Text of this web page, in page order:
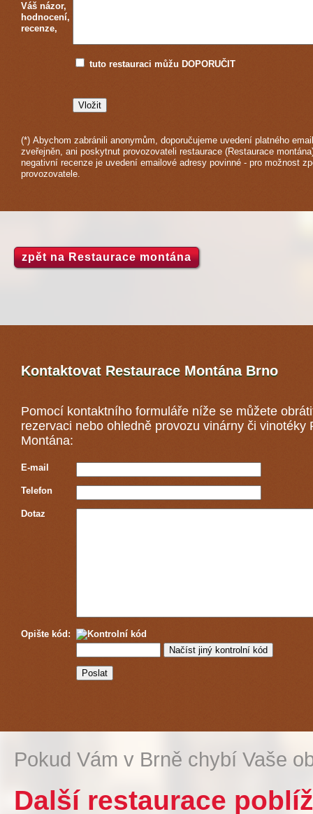
Váš názor,
hodnocení,
recenze,
tuto restauraci můžu DOPORUČIT
(*) Abychom zabránili anonymům, doporučujeme uvedení platného
zveřejněn, ani poskytnut provozovateli restaurace (Restaurace
negativní recenze je uvedení emailové adresy povinné - pro možnost
provozovatele.
zpět na Restaurace montána
Kontaktovat Restaurace Montána Brno
Pomocí kontaktního formuláře níže se můžete
rezervaci nebo ohledně provozu vinárny či vinotéky
Montána:
E-mail
Telefon
Dotaz
Opište kód:
Pokud Vám v Brně chybí Vaše
Další restaurace